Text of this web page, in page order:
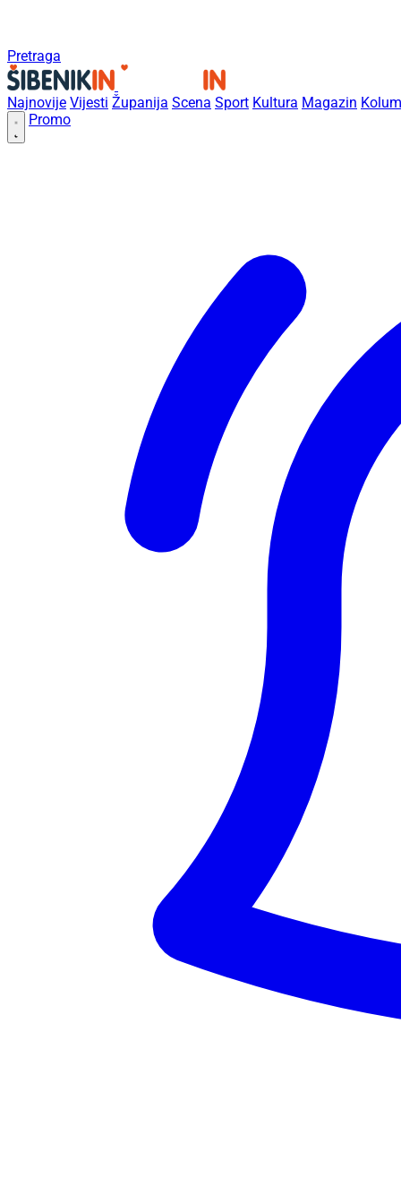
Pretraga
Najnovije Vijesti Županija Scena Sport Kultura Magazin
Promo